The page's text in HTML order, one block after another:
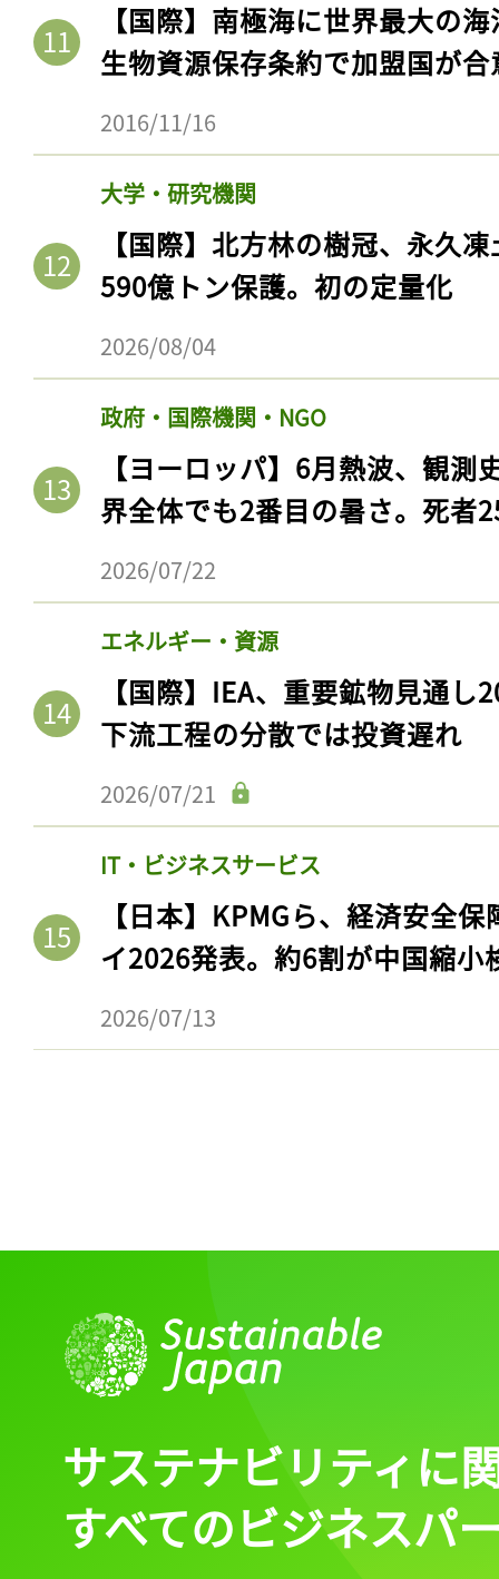
【国際】南極海に世界最大の
生物資源保存条約で加盟国が合
2016/11/16
大学・研究機関
【国際】北方林の樹冠、永久
590億トン保護。初の定量化
2026/08/04
政府・国際機関・NGO
【ヨーロッパ】6月熱波、観
界全体でも2番目の暑さ。死者
2026/07/22
エネルギー・資源
【国際】IEA、重要鉱物見通
下流工程の分散では投資遅れ
2026/07/21
IT・ビジネスサービス
【日本】KPMGら、経済安全
イ2026発表。約6割が中国縮小
2026/07/13
サステナビリティに
すべてのビジネスパ